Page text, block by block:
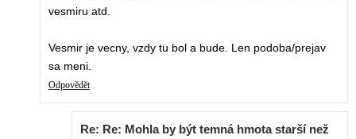
vesmiru atd.
Vesmir je vecny, vzdy tu bol a bude. Len podoba/prejav
sa meni.
Odpovědět
Re: Re: Mohla by být temná hmota starší než